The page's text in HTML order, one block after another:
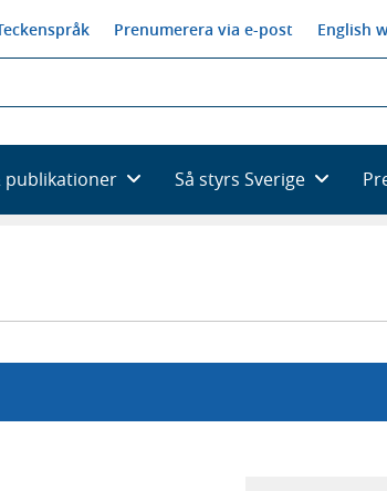
Prenumerera via e-post English
publikationer Så styrs Sverige